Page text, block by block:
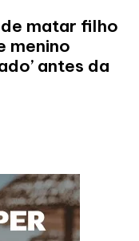
matar filho
menino
antes da